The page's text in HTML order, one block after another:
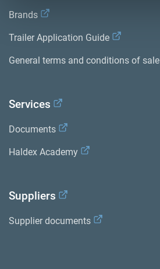
Brands
Trailer Application Guide
General terms and conditions of sale
Services
Documents
Haldex Academy
Suppliers
Supplier documents